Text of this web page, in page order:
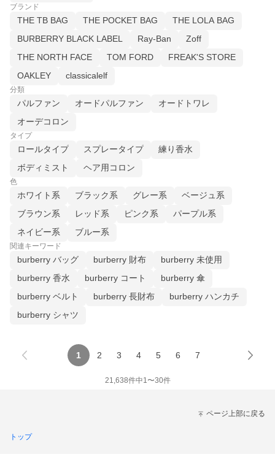
ブランド
THE TB BAG THE POCKET BAG
THE LOLA BAG
BURBERRY BLACK LABEL
Ray-Ban
Zoff
THE NORTH FACE
TOM FORD
FREAK'S STORE
OAKLEY
classicalelf
分類
パルファン オードパルファン
オードトワレ
オーデコロン
タイプ
ロールタイプ スプレータイプ
練り香水
ボディミスト
ヘア用コロン
色
ホワイト系 ブラック系 グレー系
ベージュ系
ブラウン系
レッド系 ピンク系
パープル系
ネイビー系
ブルー系
関連キーワード
burberry バッグ burberry 財布
burberry 未使用
burberry 香水
burberry コート
burberry 傘
burberry ベルト
burberry 長財布
burberry ハンカチ
burberry シャツ
1 2 3 4 5 6 7
21,638件中1〜30件
ページ上部に戻る
トップ